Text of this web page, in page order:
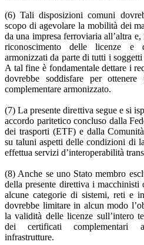
(6) Tali disposizioni comuni
scopo di agevolare la mobilità dei
da una impresa ferroviaria all’altra
riconoscimento delle licenze e
armonizzati da parte di tutti i
A tal fine è fondamentale dettare i
dovrebbe soddisfare per
complementare armonizzato.
(7) La presente direttiva segue e si
accordo paritetico concluso dalla
dei trasporti (ETF) e dalla
su taluni aspetti delle condizioni di
effettua servizi d’interoperabilità
(8) Anche se uno Stato membro
della presente direttiva i macchinisti
alcune categorie di sistemi, reti e
dovrebbe limitare in alcun modo
la validità delle licenze sull’intero
dei certificati complementari
infrastrutture.